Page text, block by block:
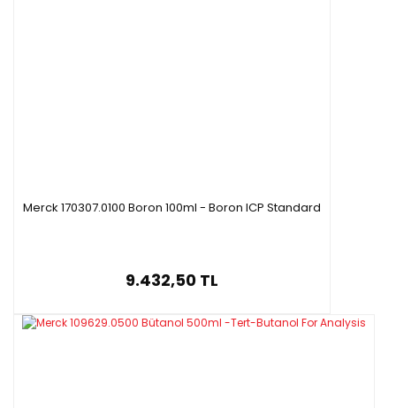
Merck 170307.0100 Boron 100ml - Boron ICP Standard
9.432,50 TL